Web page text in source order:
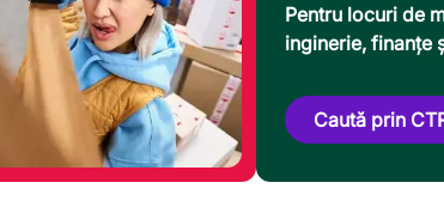
Pentru locuri de
inginerie, finanțe
Caută prin